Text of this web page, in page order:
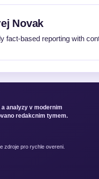
Novak
fact-based reporting with
analyzy v modernim
redakcnim tymem.
zdroje pro rychle overeni.